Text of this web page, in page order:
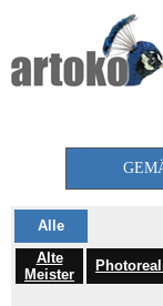
Alle
Alte
Meister